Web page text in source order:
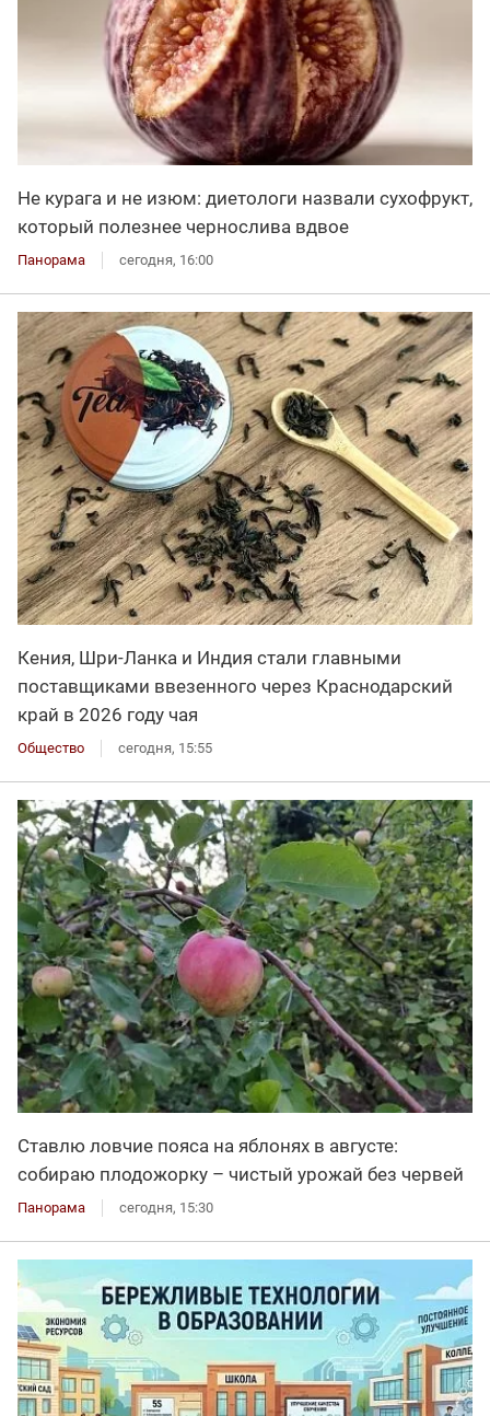
Не курага и не изюм: диетологи назвали сухофрукт,
который полезнее чернослива вдвое
Панорама сегодня, 16:00
Кения, Шри-Ланка и Индия стали главными
поставщиками ввезенного через Краснодарский
край в 2026 году чая
Общество сегодня, 15:55
Ставлю ловчие пояса на яблонях в августе:
собираю плодожорку – чистый урожай без червей
Панорама сегодня, 15:30